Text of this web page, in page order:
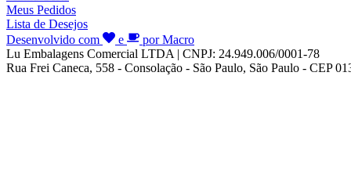
Meus Pedidos
Lista de Desejos
Desenvolvido com
e
por Macro
Lu Embalagens Comercial LTDA | CNPJ: 24.949.006/0001-78
Rua Frei Caneca, 558 - Consolação - São Paulo, São Paulo - CEP